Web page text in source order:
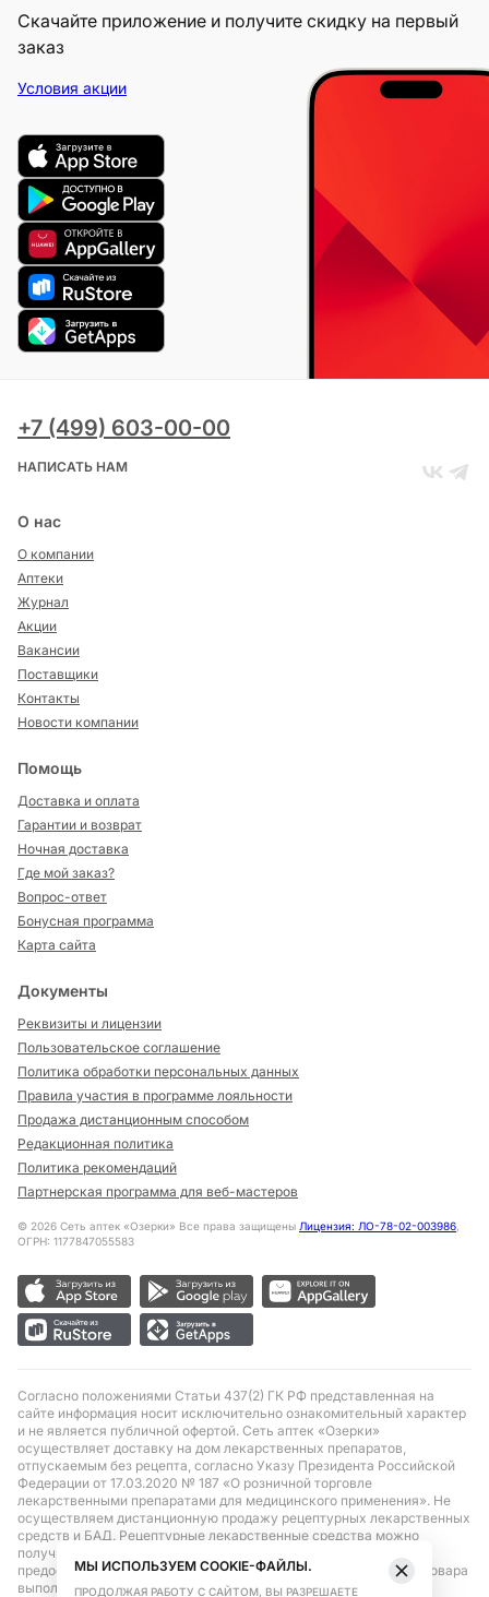
Скачайте приложение и получите скидку на первый
заказ
Условия акции
+7 (499) 603-00-00
НАПИСАТЬ НАМ
О нас
О компании
Аптеки
Журнал
Акции
Вакансии
Поставщики
Контакты
Новости компании
Помощь
Доставка и оплата
Гарантии и возврат
Ночная доставка
Где мой заказ?
Вопрос-ответ
Бонусная программа
Карта сайта
Документы
Реквизиты и лицензии
Пользовательское соглашение
Политика обработки персональных данных
Правила участия в программе лояльности
Продажа дистанционным способом
Редакционная политика
Политика рекомендаций
Партнерская программа для веб-мастеров
© 2026 Сеть аптек «Озерки» Все права защищены Лицензия: ЛО-78-02-003986,
ОГРН: 1177847055583
Согласно положениями Статьи 437(2) ГК РФ представленная на
сайте информация носит исключительно ознакомительный характер
и не является публичной офертой. Сеть аптек «Озерки»
осуществляет доставку на дом лекарственных препаратов,
отпускаемым без рецепта, согласно Указу Президента Российской
Федерации от 17.03.2020 № 187 «О розничной торговле
лекарственными препаратами для медицинского применения». Не
осуществляем дистанционную продажу рецептурных лекарственных
средств и БАД. Рецептурные лекарственные средства можно
получить только при помощи самовывоза в аптеке при
предоставлении рецепта, выписанного врачом. Бронирование товара
выполняется при условиях последующего выкупа заказа в
МЫ ИСПОЛЬЗУЕМ COOKIE-ФАЙЛЫ.
ПРОДОЛЖАЯ РАБОТУ С САЙТОМ, ВЫ РАЗРЕШАЕТЕ